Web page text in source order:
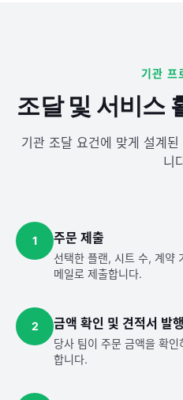
기관 프
조달 및 서비스
기관 조달 요건에 맞게 설계
니
1 주문 제출
선택한 플랜, 시트 수, 계약
메일로 제출합니다.
2 금액 확인 및 견적서 발행
당사 팀이 주문 금액을 확
합니다.